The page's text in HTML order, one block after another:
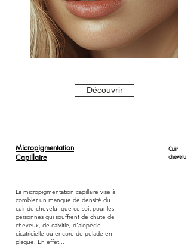
Découvrir
Micropigmentation
Capillaire
Cuir
chevelu
La micropigmentation capillaire vise à
combler un manque de densité du
cuir de chevelu, que ce soit pour les
personnes qui souffrent de chute de
cheveux, de calvitie, d’alopécie
cicatricielle ou encore de pelade en
plaque. En effet...